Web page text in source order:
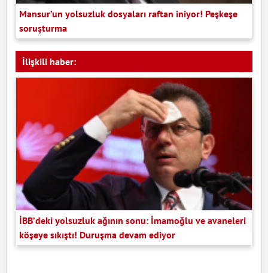
Mansur’un yolsuzluk dosyaları raftan iniyor! Peşkeşe
soruşturma
İlişkili haber:
İBB’deki yolsuzluk ağının sonu: İmamoğlu ve avaneleri
köşeye sıkıştı! Duruşma devam ediyor